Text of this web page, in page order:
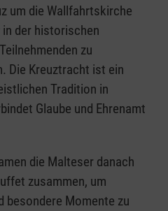
um die Wallfahrtskirche
der historischen
zu
Die Kreuztracht ist ein
Tradition in
Glaube und Ehrenamt
die Malteser danach
zusammen, um
besondere Momente zu